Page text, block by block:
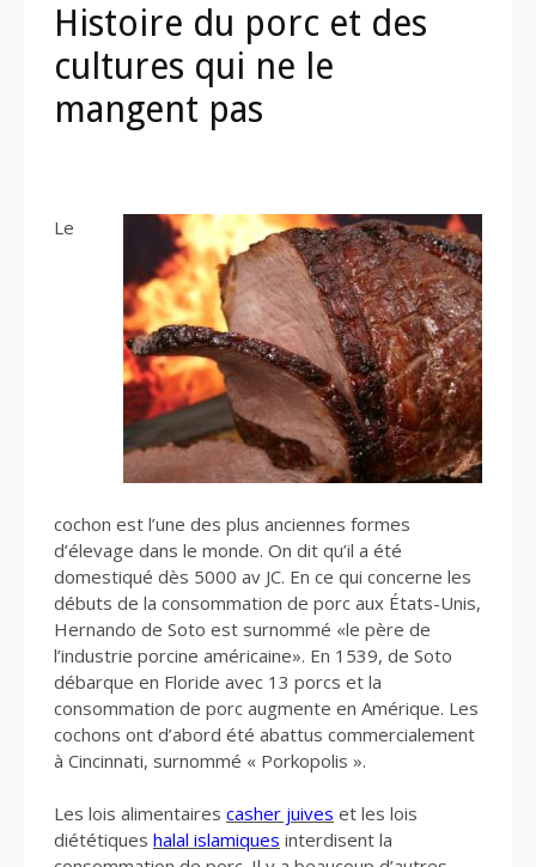
Histoire du porc et des
cultures qui ne le
mangent pas
Le
cochon est l’une des plus anciennes formes
d’élevage dans le monde. On dit qu’il a été
domestiqué dès 5000 av JC. En ce qui concerne les
débuts de la consommation de porc aux États-Unis,
Hernando de Soto est surnommé «le père de
l’industrie porcine américaine». En 1539, de Soto
débarque en Floride avec 13 porcs et la
consommation de porc augmente en Amérique. Les
cochons ont d’abord été abattus commercialement
à Cincinnati, surnommé « Porkopolis ».
Les lois alimentaires casher juives et les lois
diététiques halal islamiques interdisent la